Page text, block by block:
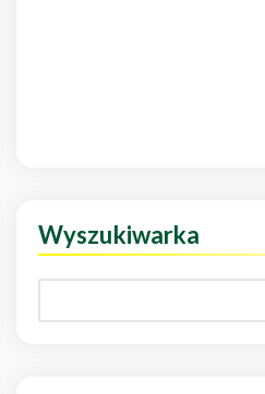
Wyszukiwarka